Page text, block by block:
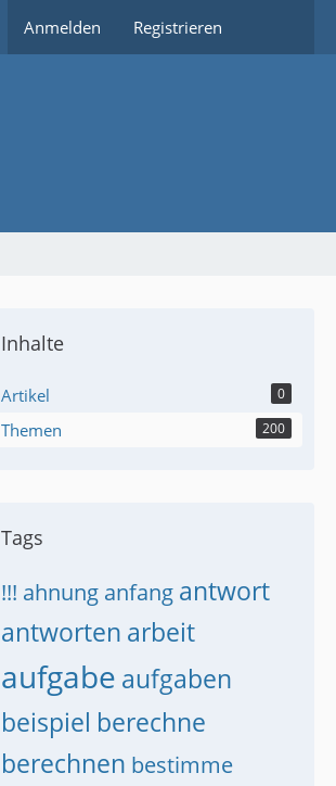
Anmelden Registrieren
Inhalte
Artikel 0
Themen 200
Tags
!!! ahnung anfang antwort
antworten arbeit
aufgabe aufgaben
beispiel berechne
berechnen bestimme